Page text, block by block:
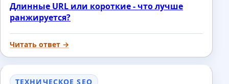
Длинные URL или короткие - что лучше
ранжируется?
Читать ответ →
ТЕХНИЧЕСКОЕ SEO